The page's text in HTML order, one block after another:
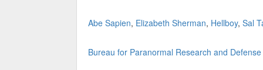
Abe Sapien, Elizabeth Sherman, Hellboy, Sal
Bureau for Paranormal Research and Defense